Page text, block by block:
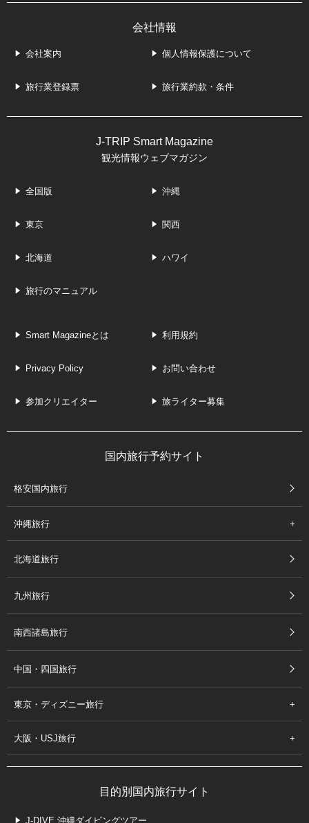
会社情報
会社案内 個人情報保護について
旅行業登録票 旅行業約款・条件
J-TRIP Smart Magazine
観光情報ウェブマガジン
全国版 沖縄
東京 関西
北海道 ハワイ
旅行のマニュアル
Smart Magazineとは 利用規約
Privacy Policy お問い合わせ
参加クリエイター 旅ライター募集
国内旅行予約サイト
格安国内旅行
沖縄旅行
北海道旅行
九州旅行
南西諸島旅行
中国・四国旅行
東京・ディズニー旅行
大阪・USJ旅行
目的別国内旅行サイト
J-DIVE 沖縄ダイビングツアー